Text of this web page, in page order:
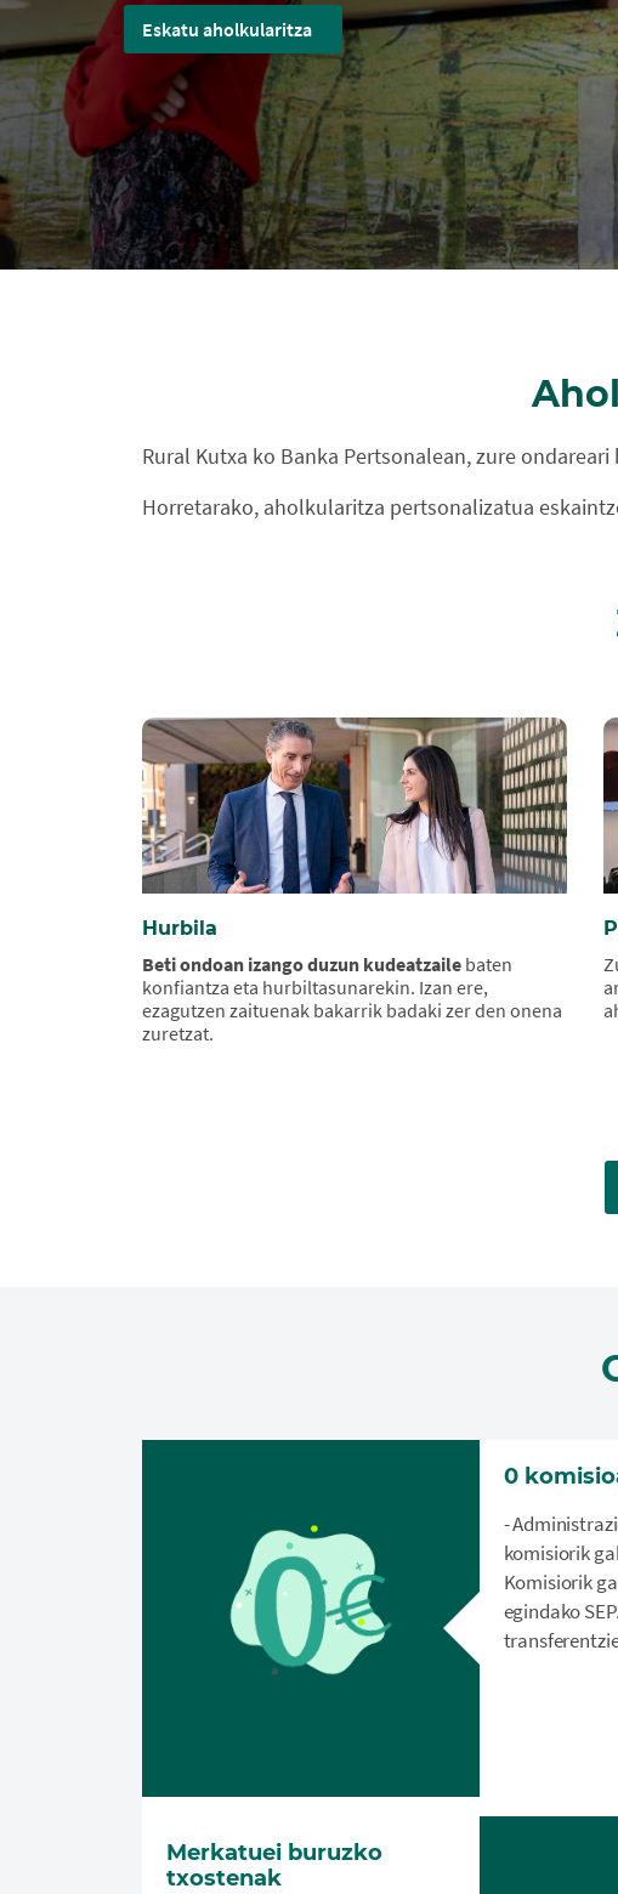
Eskatu aholkularitza
Rural Kutxa ko Banka Pertsonalean, zure
Horretarako, aholkularitza pertsonalizatua
Hurbila
Beti ondoan izango duzun kudeatzaile baten
konfiantza eta hurbiltasunarekin. Izan ere,
ezagutzen zaituenak bakarrik badaki zer den onena
zuretzat.
0
-
komisiorik
Komisiorik
egindako
Merkatuei buruzko
txostenak